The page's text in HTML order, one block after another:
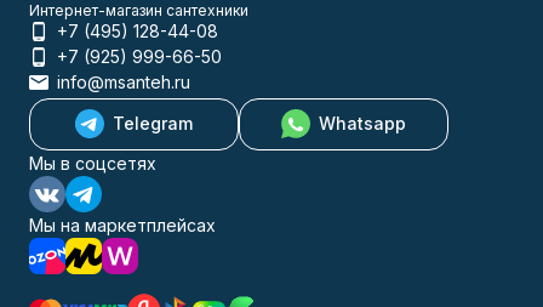
Интернет-магазин сантехники
+7 (495) 128-44-08
+7 (925) 999-66-50
info@msanteh.ru
Telegram
Whatsapp
Мы в соцсетях
Мы на маркетплейсах